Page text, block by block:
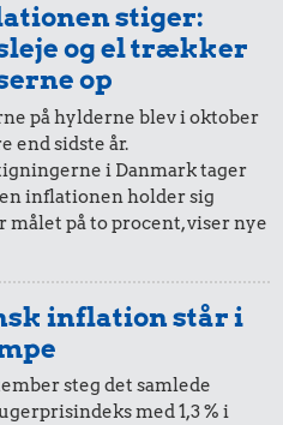
kr.
1,48 kr.
1/2 kg kaffe
stiger:
og el trækker
op
på hylderne blev i oktober
end sidste år.
i Danmark tager
inflationen holder sig
målet på to procent, viser nye
inflation står i
steg det samlede
med 1,3 % i